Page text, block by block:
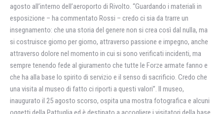
agosto all’interno dell’aeroporto di Rivolto. “Guardando i materiali in
esposizione – ha commentato Rossi – credo ci sia da trarre un
insegnamento: che una storia del genere non si crea così dal nulla, ma
si costruisce giorno per giorno, attraverso passione e impegno, anche
attraverso dolore nel momento in cui si sono verificati incidenti, ma
sempre tenendo fede al giuramento che tutte le Forze armate fanno e
che ha alla base lo spirito di servizio e il senso di sacrificio. Credo che
una visita al museo di fatto ci riporti a questi valori”. Il museo,
inaugurato il 25 agosto scorso, ospita una mostra fotografica e alcuni